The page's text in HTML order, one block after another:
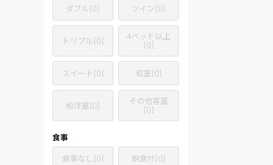
ダブル [0] ツイン[0]
トリプル [0]
4ベッド以上
[0]
スイート [0] 和室[0]
和洋室[0]
その他客室
[0]
食事
食事なし [0] 朝食付[0]